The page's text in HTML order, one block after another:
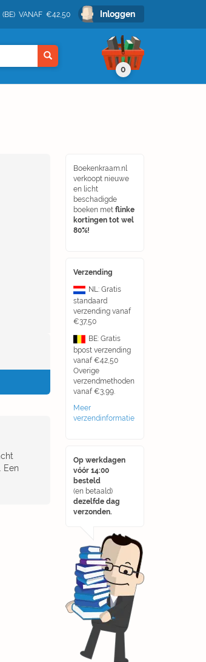
(BE) VANAF €42,50 Inloggen
0
Boekenkraam.nl
verkoopt nieuwe
en licht
beschadigde
boeken met flinke
kortingen tot wel
80%!
Verzending
NL: Gratis
standaard
verzending vanaf
€37,50
BE: Gratis
bpost verzending
vanaf €42,50
Overige
verzendmethoden
vanaf €3,99.
Meer
verzendinformatie
Op werkdagen
vóór 14:00
besteld
(en betaald)
dezelfde dag
verzonden.
Een